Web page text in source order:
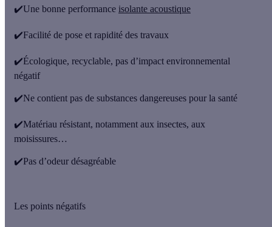
✔️Une bonne performance isolante acoustique
✔️Facilité de pose et rapidité des travaux
✔️Écologique, recyclable, pas d’impact environnemental
négatif
✔️Ne contient pas de substances dangereuses pour la santé
✔️Matériau résistant, notamment aux insectes, aux
moisissures…
✔️Pas d’odeur désagréable
Les points négatifs